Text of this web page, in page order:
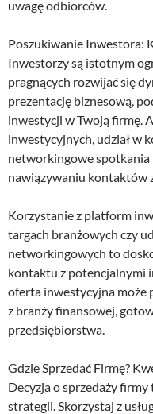
uwagę odbiorców.
Poszukiwanie Inwestora:
Inwestorzy są istotnym
pragnących rozwijać się
prezentację biznesową,
inwestycji w Twoją firmę.
inwestycyjnych, udział w
networkingowe spotkania
nawiązywaniu kontaktów
Korzystanie z platform
targach branżowych czy
networkingowych to
kontaktu z potencjalnymi
oferta inwestycyjna może
z branży finansowej,
przedsiębiorstwa.
Gdzie Sprzedać Firmę?
Decyzja o sprzedaży
strategii. Skorzystaj z